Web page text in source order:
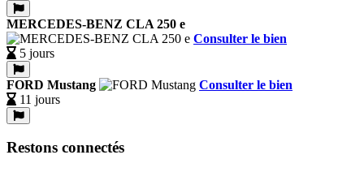
MERCEDES-BENZ CLA 250 e
Consulter le bien
5 jours
FORD Mustang
Consulter le bien
11 jours
Restons connectés